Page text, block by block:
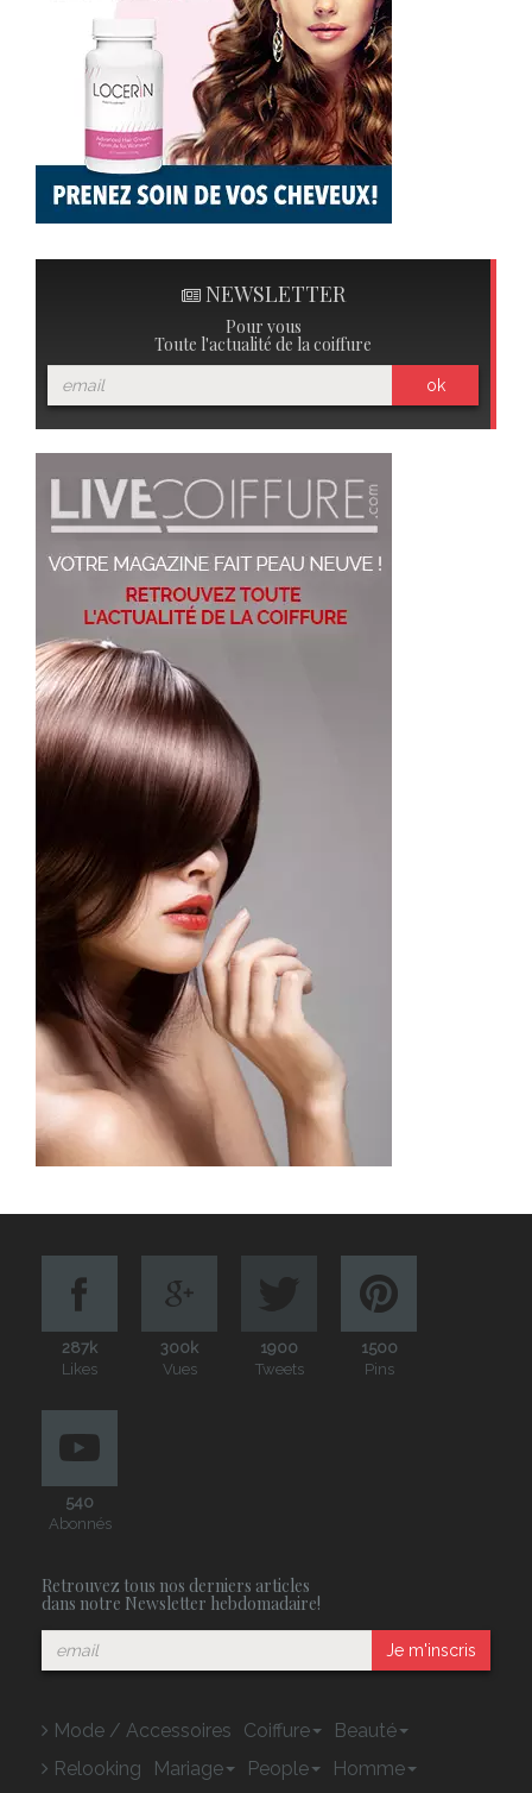
NEWSLETTER
Pour vous
Toute l'actualité de la coiffure
ok
287k
Likes
300k
Vues
1900
Tweets
1500
Pins
540
Abonnés
Retrouvez tous nos derniers articles
dans notre Newsletter hebdomadaire!
Je m'inscris
Mode / Accessoires Coiffure
Beauté
Relooking
Mariage People
Homme